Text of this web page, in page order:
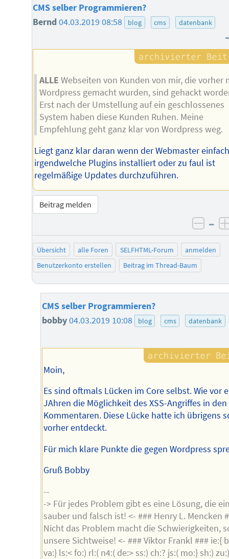
CMS selber Programmieren?
Bernd04.03.2019 08:58 blog cms datenbank
ALLE Webseiten von Kunden von mir, die vorher
Wordpress gemacht wurden, sind gehackt
Erst nach der Umstellung auf ein geschlossenes
System haben diese Kunden Ruhen. Meine
Empfehlung geht ganz klar von Wordpress weg.
Liegt ganz klar daran wenn der Webmaster
irgendwelche Plugins installiert oder zu faul ist
regelmäßige Updates durchzuführen.
Beitrag melden
–
Übersicht alle Foren SELFHTML-Forum
anmelden
Benutzerkonto erstellen
Beitrag im Thread-Baum
CMS selber Programmieren?
bobby04.03.2019 10:08 blog cms datenbank
Moin,
Es sind oftmals Lücken im Core selbst. Wie vor
JAhren die Möglichkeit des XSS-Angriffes in den
Kommentaren. Diese Lücke hatte ich übrigens
vorher entdeckt.
Für mich klare Punkte die gegen Wordpress
Gruß Bobby
--
-> Für jedes Problem gibt es eine Lösung, die
sauber und falsch ist! <- ### Henry L. Mencken
Nicht das Problem macht die Schwierigkeiten,
unsere Sichtweise! <- ### Viktor Frankl ### ie:{
va:} ls:< fo:) rl:( n4:( de:> ss:) ch:? js:( mo:} sh:) zu:)